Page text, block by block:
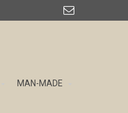

MAN-MADE